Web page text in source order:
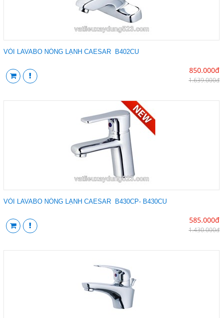
VÒI LAVABO NÓNG LẠNH CAESAR B402CU
850.000đ
1.639.000đ
VÒI LAVABO NÓNG LẠNH CAESAR B430CP- B430CU
585.000đ
1.430.000đ